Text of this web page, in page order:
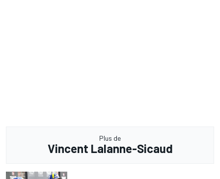
Plus de
Vincent Lalanne-Sicaud